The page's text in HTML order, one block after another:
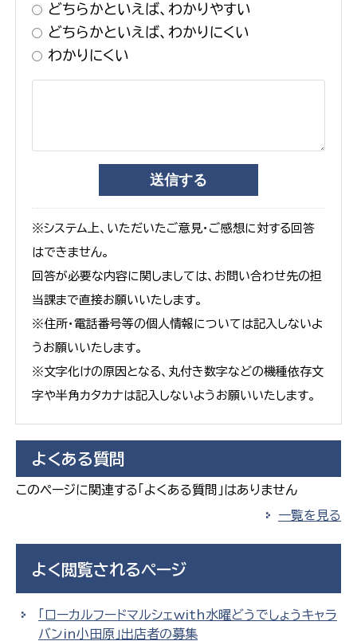
どちらかといえば、わかりやすい
どちらかといえば、わかりにくい
わかりにくい
※システム上、いただいたご意見・ご感想に対する回答
はできません。
回答が必要な内容に関しましては、お問い合わせ先の担
当課まで直接お願いいたします。
※住所・電話番号等の個人情報については記入しないよ
うお願いいたします。
※文字化けの原因となる、丸付き数字などの機種依存文
字や半角カタカナは記入しないようお願いいたします。
よくある質問
このページに関連する「よくある質問」はありません
一覧を見る
よく閲覧されるページ
「ローカルフードマルシェwith水曜どうでしょうキャラ
バンin小田原」出店者の募集